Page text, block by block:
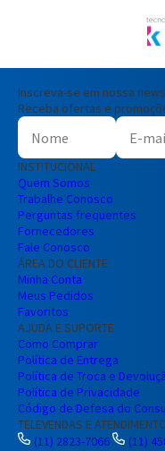
Inscreva-se em nossa
Receba ofertas e
INSTITUCIONAL
Quem Somos
Trabalhe Conosco
Perguntas frequentes
Fornecedores
Fale Conosco
ÁREA DO CLIENTE
Minha Conta
Meus Pedidos
Favoritos
AJUDA E SUPORTE
Como Comprar
Política de Entrega
Política de Troca e
Política de Privacidade
Código de Defesa do
TELEVENDAS E
(11) 2823-7066
(11)